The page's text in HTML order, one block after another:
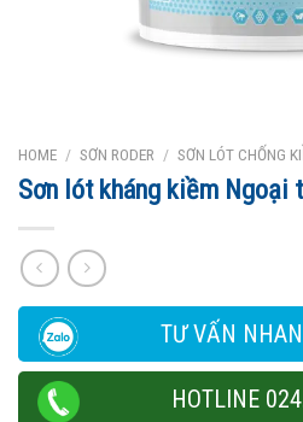
HOME / SƠN RODER / SƠN LÓT CHỐNG
Sơn lót kháng kiềm Ngoại
TƯ VẤN
HOTLINE